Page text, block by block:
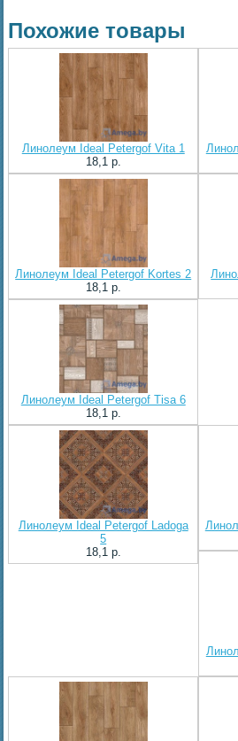
Похожие товары
Линолеум Ideal Petergof Vita 1
18,1 p.
Линолеум Ideal Petergof Kortes 2
18,1 p.
Линолеум Ideal Petergof Tisa 6
18,1 p.
Линолеум Ideal Petergof Ladoga
5
18,1 p.